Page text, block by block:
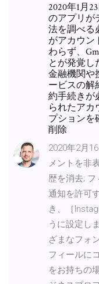
2020年1月
のアプリが
法を調べる
がアカウン
わらず、
とが発覚し
金融機関や
ービスの解
約手続きが
られたアカ
プションを
削除
2020年2月
メントを非
歴を消去;
通知を許可
き、［
うに設定し
ざまなフォ
フィールに
をお持ちの